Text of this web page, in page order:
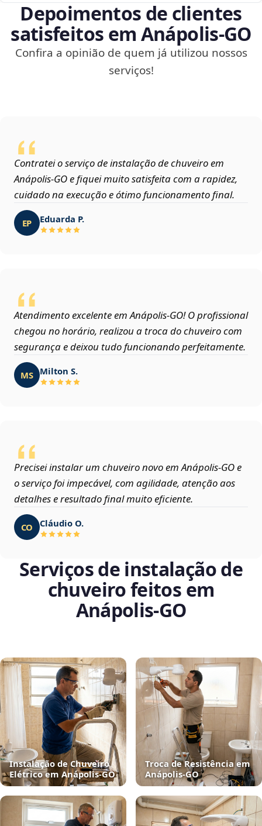
Depoimentos de clientes
satisfeitos em Anápolis‑GO
Confira a opinião de quem já utilizou nossos
serviços!
Contratei o serviço de instalação de chuveiro em
Anápolis‑GO e fiquei muito satisfeita com a rapidez,
cuidado na execução e ótimo funcionamento final.
EP Eduarda P.
Atendimento excelente em Anápolis‑GO! O profissional
chegou no horário, realizou a troca do chuveiro com
segurança e deixou tudo funcionando perfeitamente.
MS Milton S.
Precisei instalar um chuveiro novo em Anápolis‑GO e
o serviço foi impecável, com agilidade, atenção aos
detalhes e resultado final muito eficiente.
CO Cláudio O.
Serviços de instalação de
chuveiro feitos em
Anápolis‑GO
Instalação de Chuveiro
Elétrico em Anápolis‑GO
Troca de Resistência em
Anápolis‑GO